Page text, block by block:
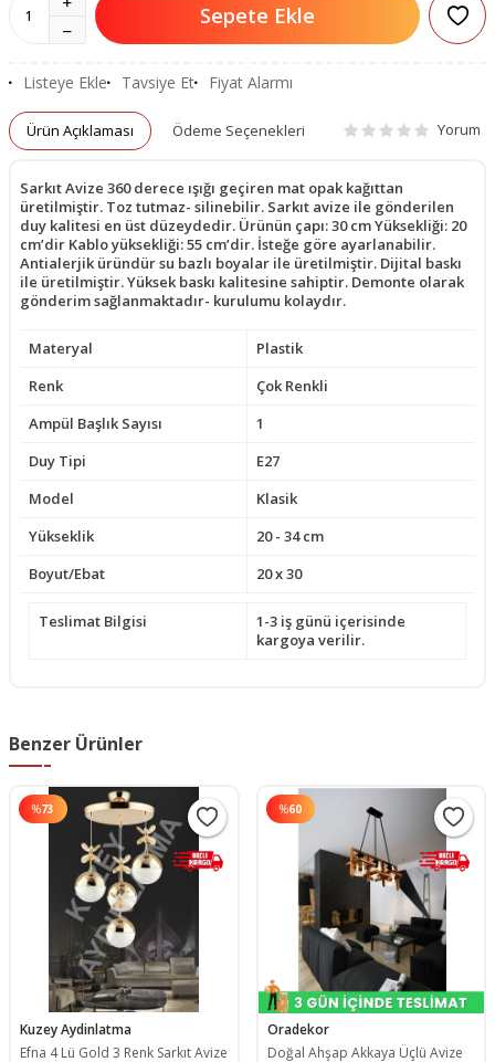
Sepete Ekle
Listeye Ekle Tavsiye Et Fiyat Alarmı
Ürün Açıklaması Ödeme Seçenekleri Yorum
Sarkıt Avize 360 derece ışığı geçiren mat opak kağıttan
üretilmiştir. Toz tutmaz- silinebilir. Sarkıt avize ile gönderilen
duy kalitesi en üst düzeydedir. Ürünün çapı: 30 cm Yüksekliği: 20
cm’dir Kablo yüksekliği: 55 cm’dir. İsteğe göre ayarlanabilir.
Antialerjik üründür su bazlı boyalar ile üretilmiştir. Dijital baskı
ile üretilmiştir. Yüksek baskı kalitesine sahiptir. Demonte olarak
gönderim sağlanmaktadır- kurulumu kolaydır.
Materyal
Plastik
Renk
Çok Renkli
Ampül Başlık Sayısı
1
Duy Tipi
E27
Model
Klasik
Yükseklik
20 - 34 cm
Boyut/Ebat
20 x 30
Teslimat Bilgisi
1-3 iş günü içerisinde
kargoya verilir.
Benzer Ürünler
%73
Kuzey Aydinlatma
Efna 4 Lü Gold 3 Renk Sarkıt Avize
%60
Oradekor
Doğal Ahşap Akkaya Üçlü Avize